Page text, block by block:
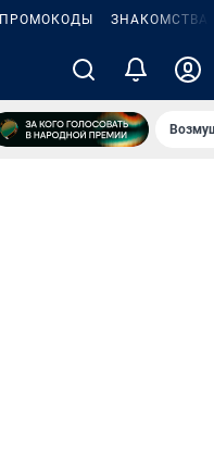
ПРОМОКОДЫ ЗНАКОМСТВА